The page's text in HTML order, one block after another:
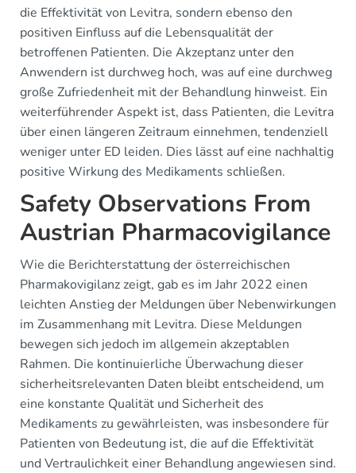
die Effektivität von Levitra, sondern ebenso den
positiven Einfluss auf die Lebensqualität der
betroffenen Patienten. Die Akzeptanz unter den
Anwendern ist durchweg hoch, was auf eine durchweg
große Zufriedenheit mit der Behandlung hinweist. Ein
weiterführender Aspekt ist, dass Patienten, die Levitra
über einen längeren Zeitraum einnehmen, tendenziell
weniger unter ED leiden. Dies lässt auf eine nachhaltig
positive Wirkung des Medikaments schließen.
Safety Observations From
Austrian Pharmacovigilance
Wie die Berichterstattung der österreichischen
Pharmakovigilanz zeigt, gab es im Jahr 2022 einen
leichten Anstieg der Meldungen über Nebenwirkungen
im Zusammenhang mit Levitra. Diese Meldungen
bewegen sich jedoch im allgemein akzeptablen
Rahmen. Die kontinuierliche Überwachung dieser
sicherheitsrelevanten Daten bleibt entscheidend, um
eine konstante Qualität und Sicherheit des
Medikaments zu gewährleisten, was insbesondere für
Patienten von Bedeutung ist, die auf die Effektivität
und Vertraulichkeit einer Behandlung angewiesen sind.